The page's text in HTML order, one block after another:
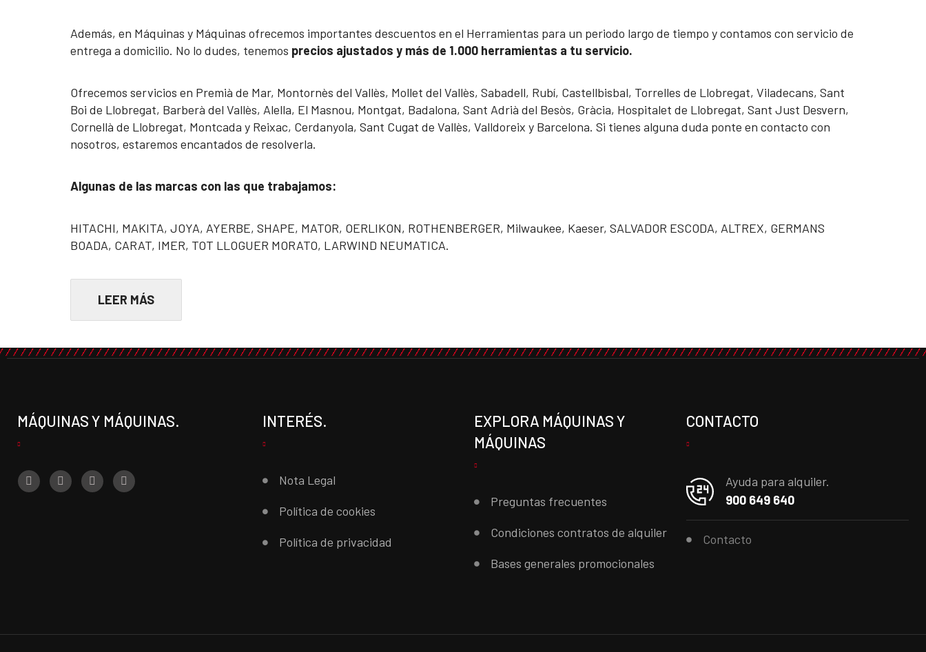
Además, en Máquinas y Máquinas ofrecemos importantes descuentos en el Herramientas para un periodo largo de tiempo y contamos con servicio de
entrega a domicilio. No lo dudes, tenemos precios ajustados y más de 1.000 herramientas a tu servicio.
Ofrecemos servicios en Premià de Mar, Montornès del Vallès, Mollet del Vallès, Sabadell, Rubí, Castellbisbal, Torrelles de Llobregat, Viladecans, Sant
Boi de Llobregat, Barberà del Vallès, Alella, El Masnou, Montgat, Badalona, Sant Adrià del Besòs, Gràcia, Hospitalet de Llobregat, Sant Just Desvern,
Cornellà de Llobregat, Montcada y Reixac, Cerdanyola, Sant Cugat de Vallès, Valldoreix y Barcelona. Si tienes alguna duda ponte en contacto con
nosotros, estaremos encantados de resolverla.
Algunas de las marcas con las que trabajamos:
HITACHI, MAKITA, JOYA, AYERBE, SHAPE, MATOR, OERLIKON, ROTHENBERGER, Milwaukee, Kaeser, SALVADOR ESCODA, ALTREX, GERMANS
BOADA, CARAT, IMER, TOT LLOGUER MORATO, LARWIND NEUMATICA.
LEER MÁS
MÁQUINAS Y MÁQUINAS. INTERÉS.
Nota Legal
Política de cookies
Política de privacidad
EXPLORA MÁQUINAS Y
MÁQUINAS
Preguntas frecuentes
Condiciones contratos de alquiler
Bases generales promocionales
CONTACTO
Ayuda para alquiler.
900 649 640
Contacto